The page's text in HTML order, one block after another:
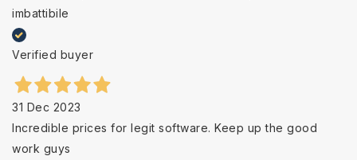
imbattibile
Verified buyer
31 Dec 2023
Incredible prices for legit software. Keep up the good
work guys